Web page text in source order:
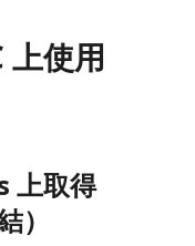
上使用
上取得
）